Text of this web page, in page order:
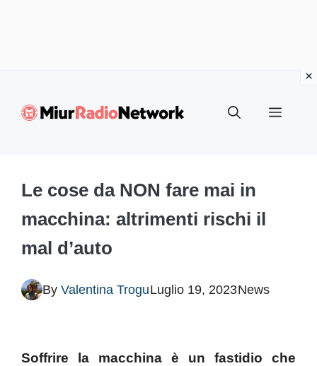
Menu
Le cose da NON fare mai in
macchina: altrimenti rischi il
mal d’auto
By Valentina TroguLuglio 19, 2023News
Soffrire la macchina è un fastidio che